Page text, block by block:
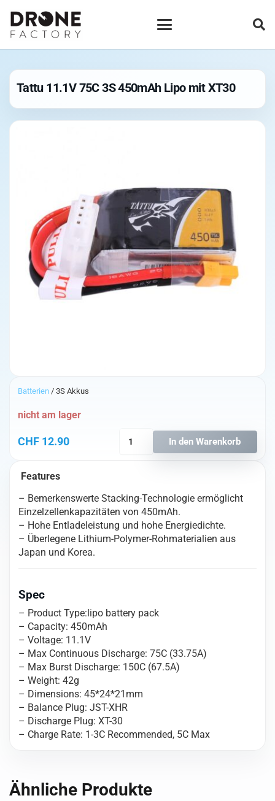
Tattu 11.1V 75C 3S 450mAh Lipo mit XT30
Batterien / 3S Akkus
CHF 12.90
nicht am lager
Lipo
mit
XT30
Menge
In den Warenkorb
Features
– Bemerkenswerte Stacking-Technologie ermöglicht
Einzelzellenkapazitäten von 450mAh.
– Hohe Entladeleistung und hohe Energiedichte.
– Überlegene Lithium-Polymer-Rohmaterialien aus
Japan und Korea.
Spec
– Product Type:lipo battery pack
– Capacity: 450mAh
– Voltage: 11.1V
– Max Continuous Discharge: 75C (33.75A)
– Max Burst Discharge: 150C (67.5A)
– Weight: 42g
– Dimensions: 45*24*21mm
– Balance Plug: JST-XHR
– Discharge Plug: XT-30
– Charge Rate: 1-3C Recommended, 5C Max
Ähnliche Produkte